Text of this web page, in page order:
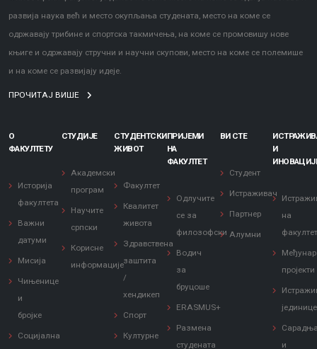
развија наука већ и место окупљања студената, место на коме се
одржавају трибине и спортска такмичења, на коме се промовишу нове
књиге и одржавају стручни и научни скупови, место на коме се полемише
и на коме се развијају идеје.
ПРОЧИТАЈ ВИШЕ
О
ФАКУЛТЕТУ
Историја
факултета
Важни
датуми
Мисија
Чињенице
и
бројке
Социјална
СТУДИЈЕ
Академски
програм
Научите
српски
Корисне
информације
СТУДЕНТСКИ
ЖИВОТ
Факултет
Квалитет
живота
Здравствена
заштита
/
хендикеп
Спорт
Културне
ПРИЈЕМИ
НА
ФАКУЛТЕТ
Одлучите
се за
филозофски
Водич
за
бруцоше
ERASMUS+
Размена
студената
ВИ СТЕ
Студент
Истраживач
Партнер
Алумни
И
на
пројекти
јединице
и